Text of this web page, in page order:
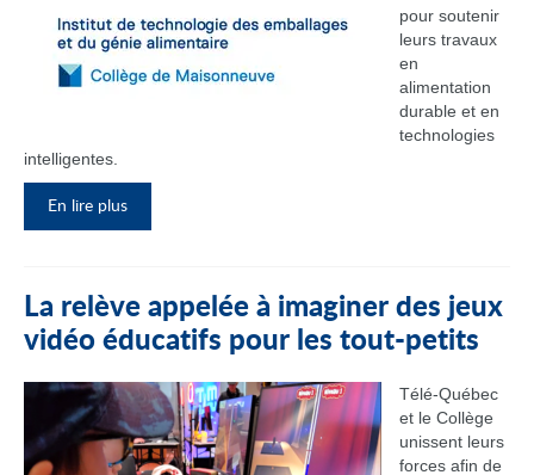
pour soutenir
leurs travaux
en
alimentation
durable et en
technologies
intelligentes.
En lire plus
La relève appelée à imaginer des jeux
vidéo éducatifs pour les tout-petits
Télé-Québec
et le Collège
unissent leurs
forces afin de